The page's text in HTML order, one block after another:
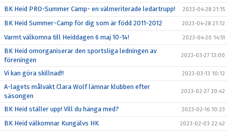
BK Heid PRO-Summer Camp- en välmeriterade ledartrupp! 2023-04-28 21:15
BK Heid Summer-Camp för dig som är född 2011-2012 2023-04-28 21:12
Varmt välkomna till Heiddagen 6 maj 10-14! 2023-04-20 14:51
BK Heid omorganiserar den sportsliga ledningen av
föreningen
2023-03-27 13:00
Vi kan göra skillnad!! 2023-03-13 10:12
A-lagets målvakt Clara Wolf lämnar klubben efter
säsongen
2023-02-27 20:42
BK Heid ställer upp! Vill du hänga med? 2023-02-16 10:23
BK Heid välkomnar Kungälvs HK 2023-02-03 22:42